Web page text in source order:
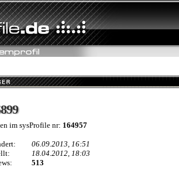
im sysProfile nr: 164957
06.09.2013, 16:51
18.04.2012, 18:03
513